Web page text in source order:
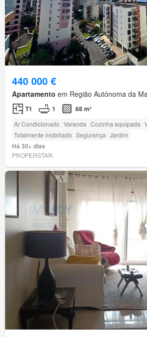
440 000 €
Apartamento em Região Autónoma da
T1 1 68 m²
Ar Condicionado Varanda Cozinha equipada
Totalmente mobiliado Segurança Jardim
Há 30+ dias
PROPERSTAR